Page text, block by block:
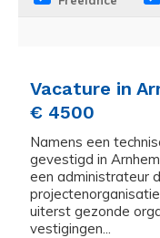
Vacature in
€ 4500
Namens een
gevestigd in
een administrateur
uiterst gezonde
vestigingen...